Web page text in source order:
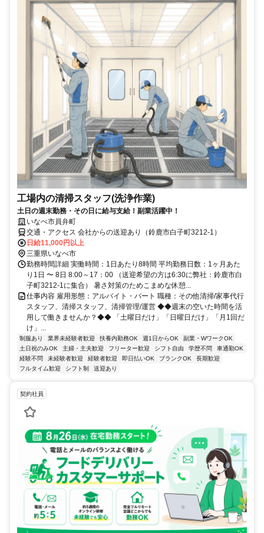
工場内の清掃スタッフ(洗浄作業)
土日の週末勤務・その日に給与支給！副業活躍中！
いなべ市員弁町
交通・アクセス 会社からの送迎あり（鈴鹿市白子町3212-1）
日給11,000円以上
三重県いなべ市
勤務時間詳細 実働時間：1日あたり8時間 平均勤務日数：1ヶ月あた
り1日 〜 8日 8:00～17：00 （送迎希望の方は6:30に弊社：鈴鹿市白
子町3212-1に集合） 暑さ対策のためこまめな休憩...
仕事内容 雇用形態：アルバイト・パート 職種：その他清掃/家事代行
スタッフ、清掃スタッフ、清掃管理/運営 ◆◆週末の空いた時間を活
用して働きませんか？◆◆ 「土曜日だけ」「日曜日だけ」「月1回だ
け」...
制服あり 業界未経験者歓迎 扶養内勤務OK 週1日からOK
副業・WワークOK
土日祝のみOK
主婦・主夫歓迎 フリーター歓迎 シフト自由 学歴不問
車通勤OK
経験不問
未経験者歓迎 経験者歓迎 即日払いOK ブランクOK
長期歓迎
フルタイム歓迎
シフト制 送迎あり
契約社員